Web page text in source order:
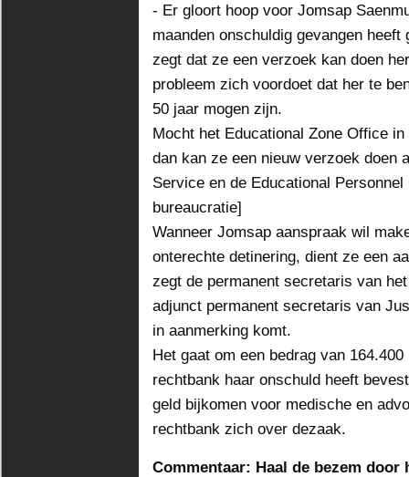
- Er gloort hoop voor Jomsap
maanden onschuldig gevangen
zegt dat ze een verzoek kan doen
probleem zich voordoet dat her te
50 jaar mogen zijn.
Mocht het Educational Zone Office
dan kan ze een nieuw verzoek doen
Service en de Educational
bureaucratie]
Wanneer Jomsap aanspraak wil
onterechte detinering, dient ze een
zegt de permanent secretaris van
adjunct permanent secretaris van
in aanmerking komt.
Het gaat om een bedrag van
rechtbank haar onschuld heeft
geld bijkomen voor medische en
rechtbank zich over dezaak.
Commentaar: Haal de bezem door